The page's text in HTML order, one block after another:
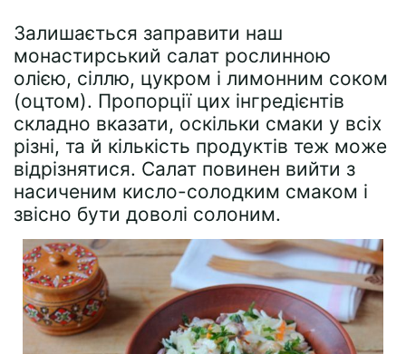
Залишається заправити наш
монастирський салат рослинною
олією, сіллю, цукром і лимонним соком
(оцтом). Пропорції цих інгредієнтів
складно вказати, оскільки смаки у всіх
різні, та й кількість продуктів теж може
відрізнятися. Салат повинен вийти з
насиченим кисло-солодким смаком і
звісно бути доволі солоним.